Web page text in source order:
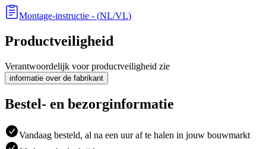
Montage-instructie - (NL/VL)
Productveiligheid
Verantwoordelijk voor productveiligheid zie
informatie over de fabrikant
Bestel- en bezorginformatie
Vandaag besteld, al na een uur af te halen in jouw bouwmarkt